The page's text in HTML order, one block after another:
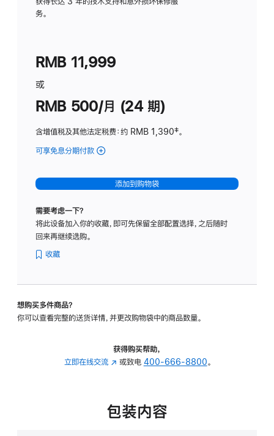
务。
RMB 11,999
或
RMB 500/月 (24 期)
含增值税及其他法定税费：约 RMB 1,390脚
‡。
可享免息分期付款 (Studio
-
标
璃
转
的
添加到购物袋
需要考虑一下？
将此设备加入你的收藏，即可先保留全部配置选择，之后随时
回来再继续选购。
收藏
想购买多件商品？
你可以查看完整的送货详情，并更改购物袋中的商品数量。
获得购买帮助，
立即在线交流 (在
中
或致电 400-666-8800。
包装内容